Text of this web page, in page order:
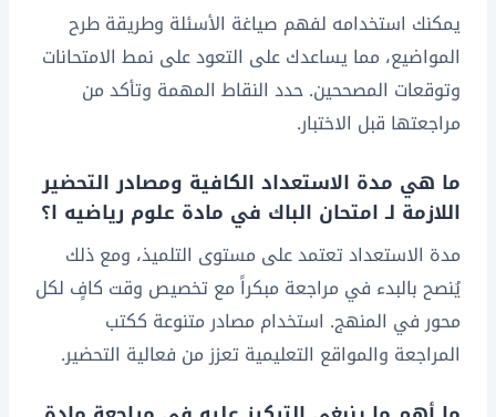
يمكنك استخدامه لفهم صياغة الأسئلة وطريقة طرح
المواضيع، مما يساعدك على التعود على نمط الامتحانات
وتوقعات المصححين. حدد النقاط المهمة وتأكد من
مراجعتها قبل الاختبار.
ما هي مدة الاستعداد الكافية ومصادر التحضير
اللازمة لـ امتحان الباك في مادة علوم رياضيه ا؟
مدة الاستعداد تعتمد على مستوى التلميذ، ومع ذلك
يُنصح بالبدء في مراجعة مبكراً مع تخصيص وقت كافٍ لكل
محور في المنهج. استخدام مصادر متنوعة ككتب
المراجعة والمواقع التعليمية تعزز من فعالية التحضير.